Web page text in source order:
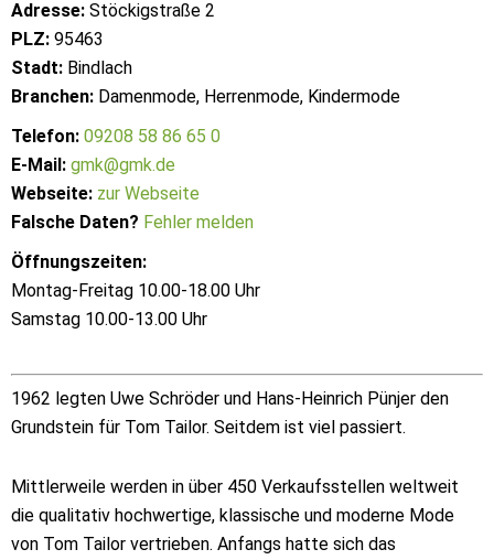
Adresse: Stöckigstraße 2
PLZ: 95463
Stadt: Bindlach
Branchen: Damenmode, Herrenmode, Kindermode
Telefon: 09208 58 86 65 0
E-Mail: gmk@gmk.de
Webseite: zur Webseite
Falsche Daten? Fehler melden
Öffnungszeiten:
Montag-Freitag 10.00-18.00 Uhr
Samstag 10.00-13.00 Uhr
1962 legten Uwe Schröder und Hans-Heinrich Pünjer den
Grundstein für Tom Tailor. Seitdem ist viel passiert.
Mittlerweile werden in über 450 Verkaufsstellen weltweit
die qualitativ hochwertige, klassische und moderne Mode
von Tom Tailor vertrieben. Anfangs hatte sich das